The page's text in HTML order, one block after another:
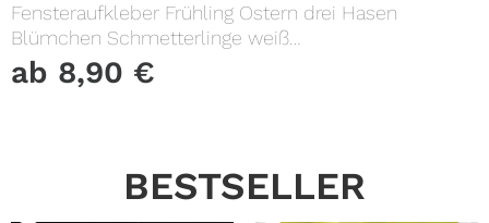
Fensteraufkleber Frühling Ostern drei Hasen
Blümchen Schmetterlinge weiß
WIEDERVERWENDBAR 23 Aufkleber im
SetFensterbild Fensterdeko
ab 8,90 €
BESTSELLER